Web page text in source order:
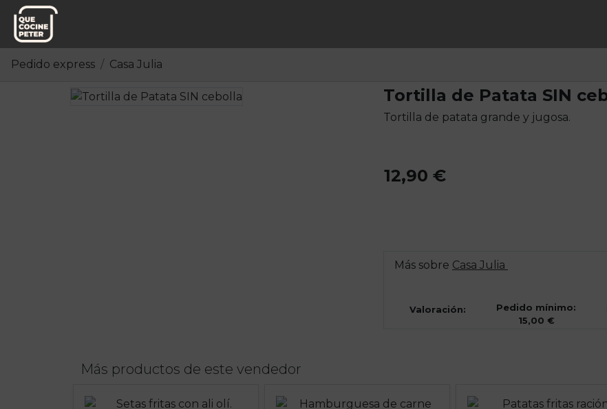
Pedido express Casa Julia
Tortilla de Patata SIN
Tortilla de patata grande y jugosa.
12,90 €
Más sobre Casa Julia
Valoración:
Pedido mínimo:
15,00 €
Más productos de este vendedor